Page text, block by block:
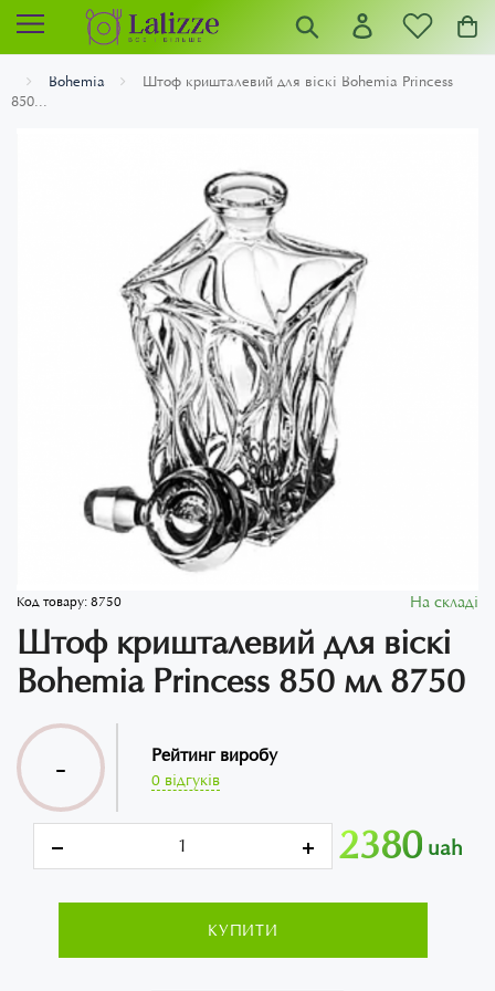
Bohemia
Штоф кришталевий для віскі Bohemia Princess
850...
Код товару:8750 На складі
Штоф кришталевий для віскі
Bohemia Princess 850 мл 8750
- Рейтинг виробу
0 відгуків
2380 uah
КУПИТИ